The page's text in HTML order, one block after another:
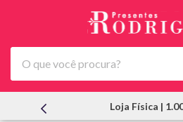
O que você procura?
1.000 m2